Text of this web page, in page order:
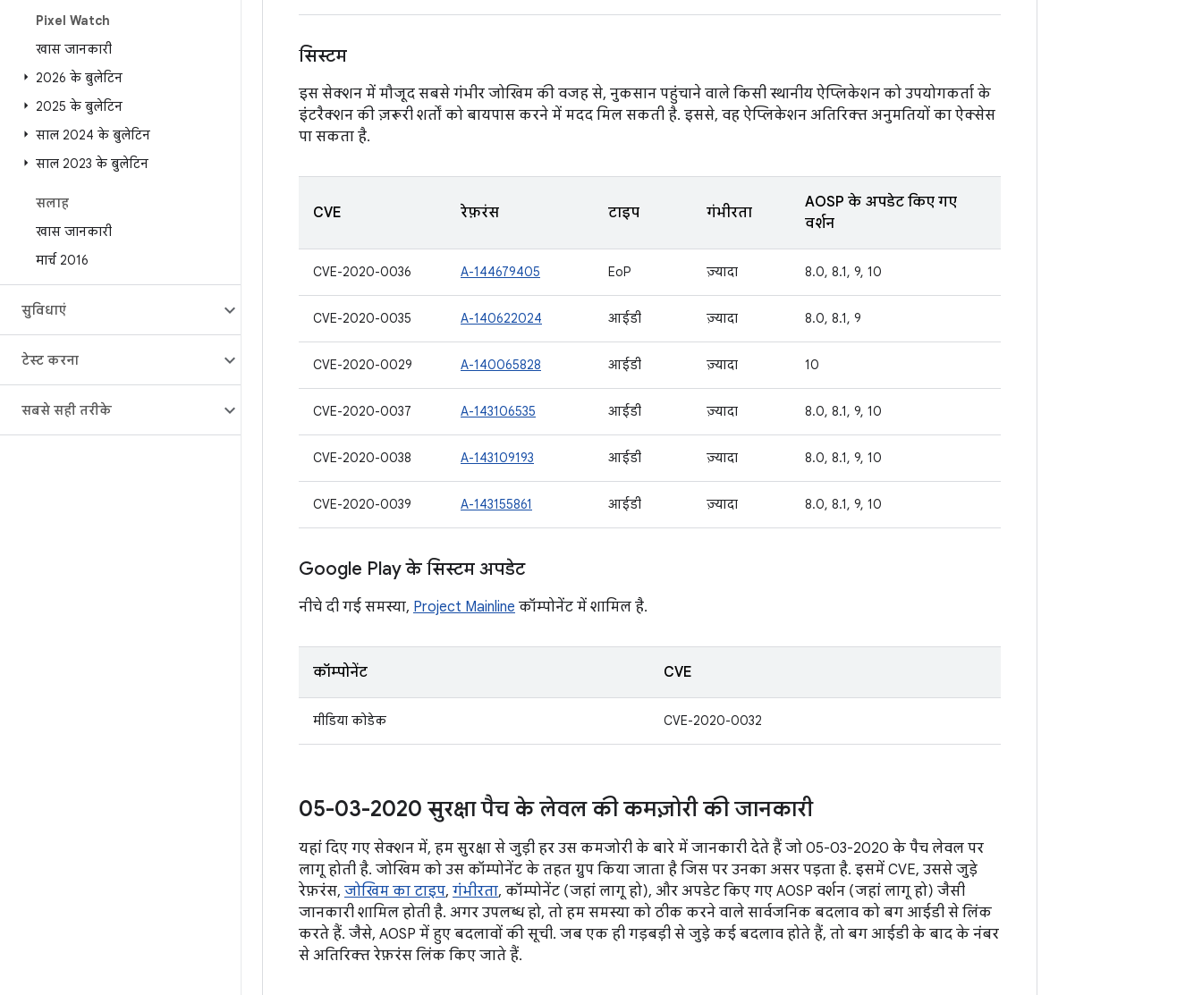
Pixel Watch
खास जानकारी
2026 के बुलेटिन
2025 के बुलेटिन
साल 2024 के बुलेटिन
साल 2023 के बुलेटिन
सलाह
खास जानकारी
मार्च 2016
सुविधाएं
टेस्ट करना
सबसे सही तरीके
सिस्टम
इस सेक्शन में मौजूद सबसे गंभीर जोखिम की वजह से, नुकसान पहुंचाने वाले किसी स्थानीय ऐप्लिकेशन को उपयोगकर्ता के
इंटरैक्शन की ज़रूरी शर्तों को बायपास करने में मदद मिल सकती है. इससे, वह ऐप्लिकेशन अतिरिक्त अनुमतियों का ऐक्सेस
पा सकता है.
CVE रेफ़रंस टाइप गंभीरता
AOSP के अपडेट किए गए
वर्शन
CVE-2020-0036 A-144679405 EoP ज़्यादा 8.0, 8.1, 9, 10
CVE-2020-0035 A-140622024 आईडी ज़्यादा 8.0, 8.1, 9
CVE-2020-0029 A-140065828 आईडी ज़्यादा 10
CVE-2020-0037 A-143106535 आईडी ज़्यादा 8.0, 8.1, 9, 10
CVE-2020-0038 A-143109193 आईडी ज़्यादा 8.0, 8.1, 9, 10
CVE-2020-0039 A-143155861 आईडी ज़्यादा 8.0, 8.1, 9, 10
Google Play के सिस्टम अपडेट
नीचे दी गई समस्या, Project Mainline कॉम्पोनेंट में शामिल है.
कॉम्पोनेंट CVE
मीडिया कोडेक CVE-2020-0032
05-03-2020 सुरक्षा पैच के लेवल की कमज़ोरी की जानकारी
यहां दिए गए सेक्शन में, हम सुरक्षा से जुड़ी हर उस कमजोरी के बारे में जानकारी देते हैं जो 05-03-2020 के पैच लेवल पर
लागू होती है. जोखिम को उस कॉम्पोनेंट के तहत ग्रुप किया जाता है जिस पर उनका असर पड़ता है. इसमें CVE, उससे जुड़े
रेफ़रंस, जोखिम का टाइप, गंभीरता, कॉम्पोनेंट (जहां लागू हो), और अपडेट किए गए AOSP वर्शन (जहां लागू हो) जैसी
जानकारी शामिल होती है. अगर उपलब्ध हो, तो हम समस्या को ठीक करने वाले सार्वजनिक बदलाव को बग आईडी से लिंक
करते हैं. जैसे, AOSP में हुए बदलावों की सूची. जब एक ही गड़बड़ी से जुड़े कई बदलाव होते हैं, तो बग आईडी के बाद के नंबर
से अतिरिक्त रेफ़रंस लिंक किए जाते हैं.